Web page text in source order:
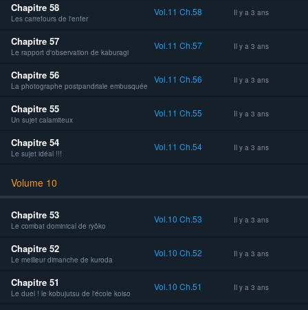
Chapitre 58
Les carrefours de l'enfer
Vol.11 Ch.58 Il y a 3 ans
Chapitre 57
Le rapport d'observation de kaburagi
Vol.11 Ch.57 Il y a 3 ans
Chapitre 56
La photographe postpandriale embusquée
Vol.11 Ch.56 Il y a 3 ans
Chapitre 55
Un sujet calamiteux
Vol.11 Ch.55 Il y a 3 ans
Chapitre 54
Le sujet idéal !!!
Vol.11 Ch.54 Il y a 3 ans
Volume 10
Chapitre 53
Le combat dominical de ryôko
Vol.10 Ch.53 Il y a 3 ans
Chapitre 52
Le meilleur dimanche de kuroda
Vol.10 Ch.52 Il y a 3 ans
Chapitre 51
Le duel ! le kobujutsu de l'école koiso
Vol.10 Ch.51 Il y a 3 ans